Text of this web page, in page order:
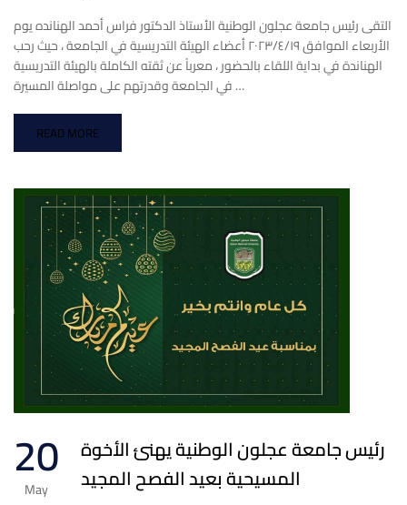
التقى رئيس جامعة عجلون الوطنية الأستاذ الدكتور فراس أحمد الهنانده يوم
الأربعاء الموافق ٢٠٢٣/٤/١٩ أعضاء الهيئة التدريسية في الجامعة ، حيث رحب
الهناندة في بداية اللقاء بالحضور ، معرباً عن ثقته الكاملة بالهيئة التدريسية
في الجامعة وقدرتهم على مواصلة المسيرة …
READ MORE
20
May
رئيس جامعة عجلون الوطنية يهنئ الأخوة
المسيحية بعيد الفصح المجيد